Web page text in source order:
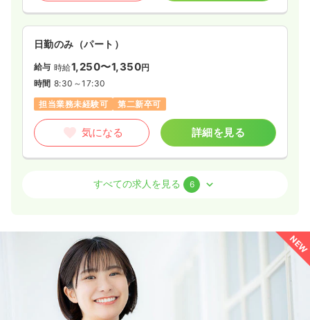
日勤のみ（パート）
給与 時給1,250〜1,350円
時間 8:30～17:30
担当業務未経験可
第二新卒可
気になる 詳細を見る
正看護師
26.8〜34.4
※一例
8:30～17:30
4週8休以上
担当業務未経験可
気になる
すべての求人を見る 6
NEW